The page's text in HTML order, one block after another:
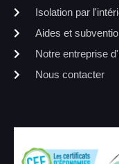
Isolation par
Aides et
Notre entreprise
Nous contacter